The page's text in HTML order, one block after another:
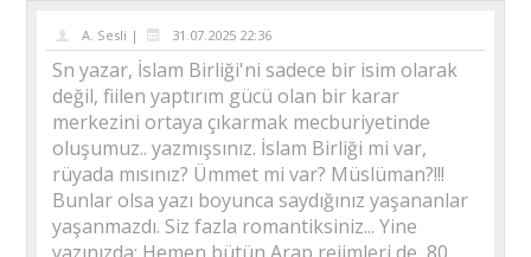
A. Sesli | 31.07.2025 22:36
Sn yazar, İslam Birliği'ni sadece bir isim olarak
değil, fiilen yaptırım gücü olan bir karar
merkezini ortaya çıkarmak mecburiyetinde
oluşumuz.. yazmışsınız. İslam Birliği mi var,
rüyada mısınız? Ümmet mi var? Müslüman?!!!
Bunlar olsa yazı boyunca saydığınız yaşananlar
yaşanmazdı. Siz fazla romantiksiniz... Yine